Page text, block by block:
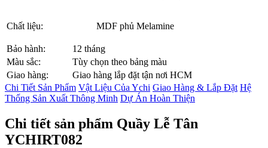
Chất liệu: MDF phủ Melamine
Bảo hành:
12 tháng
Màu sắc:
Tùy chọn theo bảng màu
Giao hàng:
Giao hàng lắp đặt tận nơi HCM
Chi Tiết Sản Phẩm Vật Liệu Của Ychi Giao Hàng & Lắp Đặt Hệ
Thống Sản Xuất Thông Minh Dự Án Hoàn Thiện
Chi tiết sản phẩm Quầy Lễ Tân
YCHIRT082